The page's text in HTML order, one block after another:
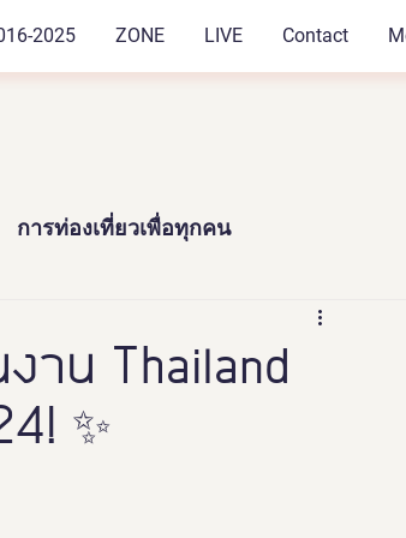
2025 ZONE LIVE Contact
การท่องเที่ยวเพื่อทุกคน
อาหารเพือสุขภาพ
Expo2022
าน Thailand
✨